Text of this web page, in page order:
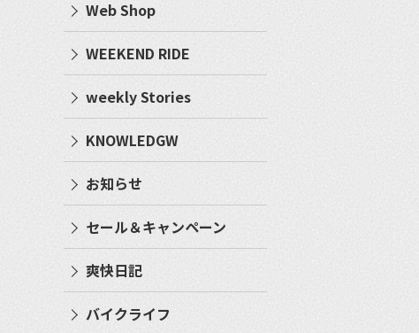
Web Shop
WEEKEND RIDE
weekly Stories
KNOWLEDGW
お知らせ
セール＆キャンペーン
爽快日記
バイクライフ